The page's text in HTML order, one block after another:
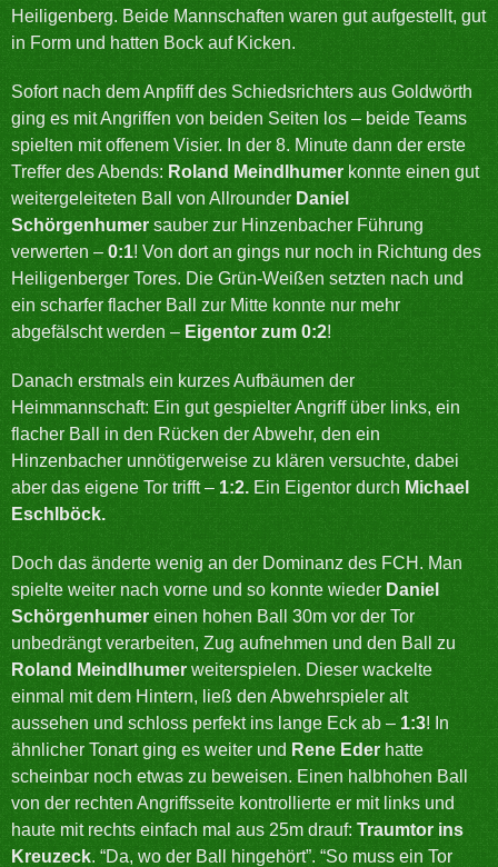
Heiligenberg. Beide Mannschaften waren gut aufgestellt, gut
in Form und hatten Bock auf Kicken.
Sofort nach dem Anpfiff des Schiedsrichters aus Goldwörth
ging es mit Angriffen von beiden Seiten los – beide Teams
spielten mit offenem Visier. In der 8. Minute dann der erste
Treffer des Abends: Roland Meindlhumer konnte einen gut
weitergeleiteten Ball von Allrounder Daniel
Schörgenhumer sauber zur Hinzenbacher Führung
verwerten – 0:1! Von dort an gings nur noch in Richtung des
Heiligenberger Tores. Die Grün-Weißen setzten nach und
ein scharfer flacher Ball zur Mitte konnte nur mehr
abgefälscht werden – Eigentor zum 0:2!
Danach erstmals ein kurzes Aufbäumen der
Heimmannschaft: Ein gut gespielter Angriff über links, ein
flacher Ball in den Rücken der Abwehr, den ein
Hinzenbacher unnötigerweise zu klären versuchte, dabei
aber das eigene Tor trifft – 1:2. Ein Eigentor durch Michael
Eschlböck.
Doch das änderte wenig an der Dominanz des FCH. Man
spielte weiter nach vorne und so konnte wieder Daniel
Schörgenhumer einen hohen Ball 30m vor der Tor
unbedrängt verarbeiten, Zug aufnehmen und den Ball zu
Roland Meindlhumer weiterspielen. Dieser wackelte
einmal mit dem Hintern, ließ den Abwehrspieler alt
aussehen und schloss perfekt ins lange Eck ab – 1:3! In
ähnlicher Tonart ging es weiter und Rene Eder hatte
scheinbar noch etwas zu beweisen. Einen halbhohen Ball
von der rechten Angriffsseite kontrollierte er mit links und
haute mit rechts einfach mal aus 25m drauf: Traumtor ins
Kreuzeck. “Da, wo der Ball hingehört”. “So muss ein Tor